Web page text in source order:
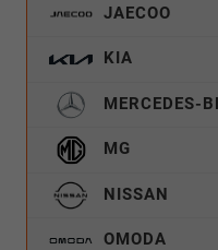
JAECOO
KIA
MERCEDES-
MG
NISSAN
OMODA